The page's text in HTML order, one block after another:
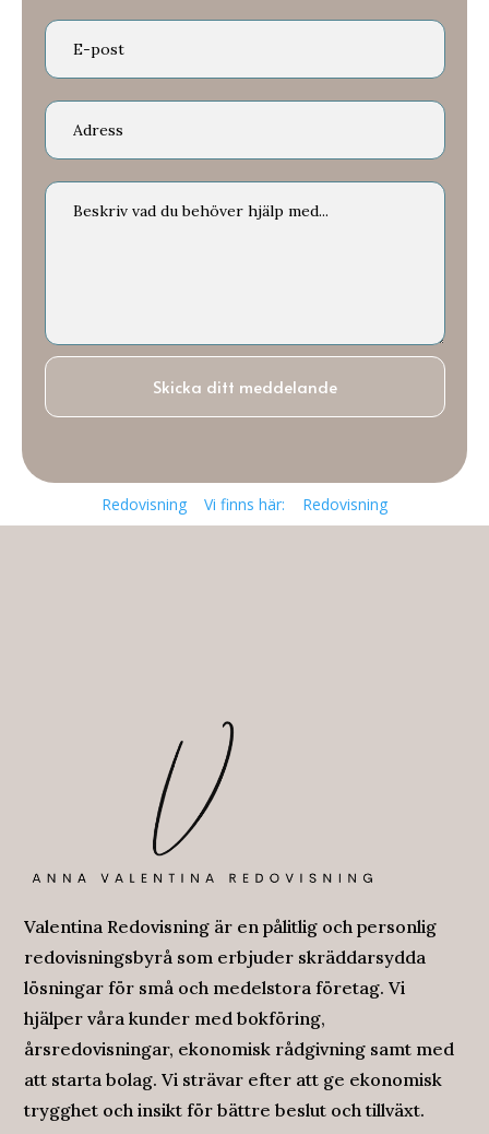
Skicka ditt meddelande
Redovisning Vi finns här: Redovisning
Valentina Redovisning är en pålitlig och personlig
redovisningsbyrå som erbjuder skräddarsydda
lösningar för små och medelstora företag. Vi
hjälper våra kunder med bokföring,
årsredovisningar, ekonomisk rådgivning samt med
att starta bolag. Vi strävar efter att ge ekonomisk
trygghet och insikt för bättre beslut och tillväxt.